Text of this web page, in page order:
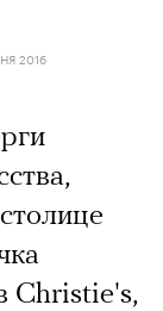
2016
Christie's,